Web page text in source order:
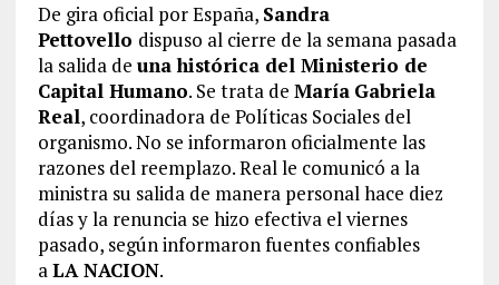
De gira oficial por España, Sandra
Pettovello dispuso al cierre de la semana pasada
la salida de una histórica del Ministerio de
Capital Humano. Se trata de María Gabriela
Real, coordinadora de Políticas Sociales del
organismo. No se informaron oficialmente las
razones del reemplazo. Real le comunicó a la
ministra su salida de manera personal hace diez
días y la renuncia se hizo efectiva el viernes
pasado, según informaron fuentes confiables
aLA NACION.